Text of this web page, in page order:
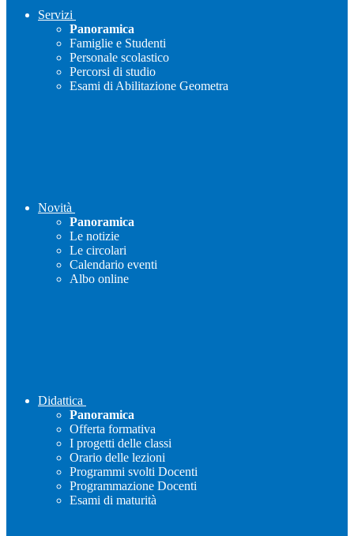
Servizi
Panoramica
Famiglie e Studenti
Personale scolastico
Percorsi di studio
Esami di Abilitazione Geometra
Novità
Panoramica
Le notizie
Le circolari
Calendario eventi
Albo online
Didattica
Panoramica
Offerta formativa
I progetti delle classi
Orario delle lezioni
Programmi svolti Docenti
Programmazione Docenti
Esami di maturità